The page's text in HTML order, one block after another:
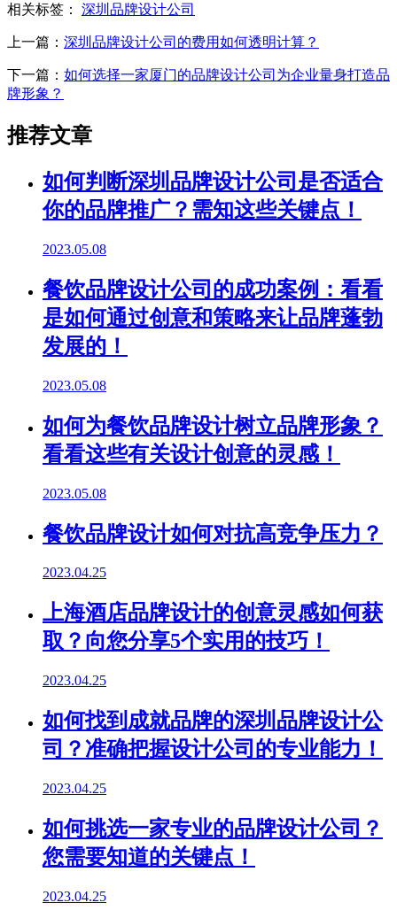
相关标签： 深圳品牌设计公司
上一篇： 深圳品牌设计公司的费用如何透明计算？
下一篇： 如何选择一家厦门的品牌设计公司为企业量身打造品
牌形象？
推荐文章
如何判断深圳品牌设计公司是否适合
你的品牌推广？需知这些关键点！
2023.05.08
餐饮品牌设计公司的成功案例：看看
是如何通过创意和策略来让品牌蓬勃
发展的！
2023.05.08
如何为餐饮品牌设计树立品牌形象？
看看这些有关设计创意的灵感！
2023.05.08
餐饮品牌设计如何对抗高竞争压力？
2023.04.25
上海酒店品牌设计的创意灵感如何获
取？向您分享5个实用的技巧！
2023.04.25
如何找到成就品牌的深圳品牌设计公
司？准确把握设计公司的专业能力！
2023.04.25
如何挑选一家专业的品牌设计公司？
您需要知道的关键点！
2023.04.25